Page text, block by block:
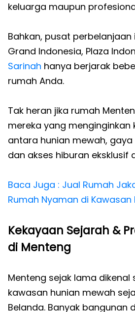
keluarga maupun
Bahkan, pusat perbelanjaan
Grand Indonesia, Plaza
Sarinah hanya berjarak
rumah Anda.
Tak heran jika rumah
mereka yang menginginkan
antara hunian mewah,
dan akses hiburan eksklusif
Baca Juga : Jual Rumah
Rumah Nyaman di
Kekayaan Sejarah &
di Menteng
Menteng sejak lama dikenal
kawasan hunian mewah
Belanda. Banyak bangunan